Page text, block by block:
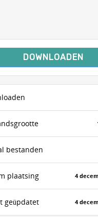
DOWNLOADEN
bestanden
plaatsing 4
geüpdatet 4